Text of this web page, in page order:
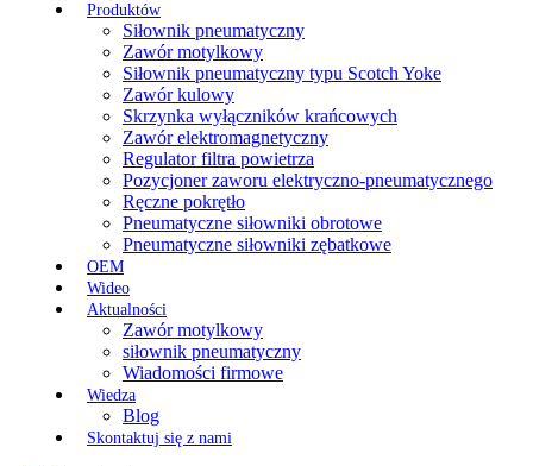
Produktów
Siłownik pneumatyczny
Zawór motylkowy
Siłownik pneumatyczny typu Scotch Yoke
Zawór kulowy
Skrzynka wyłączników krańcowych
Zawór elektromagnetyczny
Regulator filtra powietrza
Pozycjoner zaworu elektryczno-pneumatycznego
Ręczne pokrętło
Pneumatyczne siłowniki obrotowe
Pneumatyczne siłowniki zębatkowe
OEM
Wideo
Aktualności
Zawór motylkowy
siłownik pneumatyczny
Wiadomości firmowe
Wiedza
Blog
Skontaktuj się z nami